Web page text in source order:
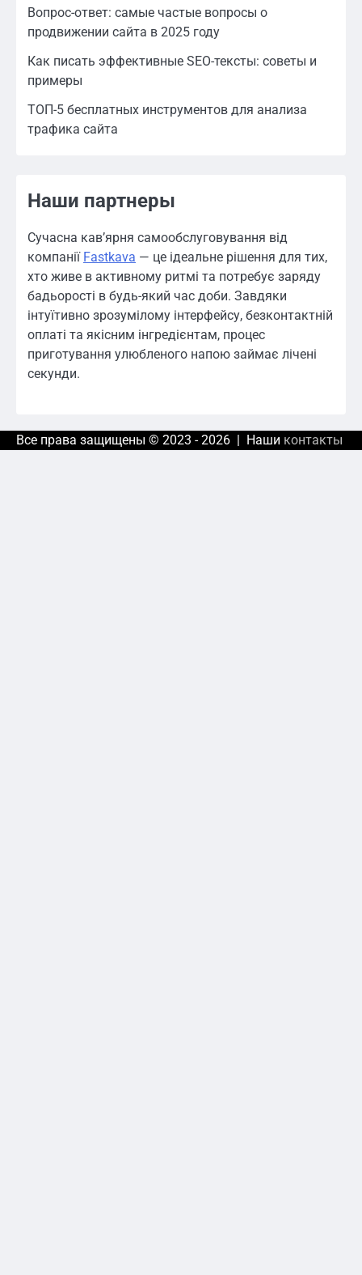
Вопрос-ответ: самые частые вопросы о
продвижении сайта в 2025 году
Как писать эффективные SEO-тексты: советы и
примеры
ТОП-5 бесплатных инструментов для анализа
трафика сайта
Наши партнеры
Сучасна кав’ярня самообслуговування від
компанії Fastkava — це ідеальне рішення для тих,
хто живе в активному ритмі та потребує заряду
бадьорості в будь-який час доби. Завдяки
інтуїтивно зрозумілому інтерфейсу, безконтактній
оплаті та якісним інгредієнтам, процес
приготування улюбленого напою займає лічені
секунди.
Все права защищены © 2023 - 2026 | Наши контакты